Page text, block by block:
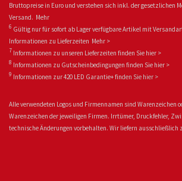
Bruttopreise in Euro und verstehen sich inkl. der gesetzlichen
Versand. Mehr
6 Gültig nur für sofort ab Lager verfügbare Artikel mit
Informationen zu Lieferzeiten Mehr >
7 Informationen zu unseren Lieferzeiten finden Sie hier >
8 Informationen zu Gutscheinbedingungen finden Sie hier >
9 Informationen zur 420 LED Garantie+ finden Sie hier >
Alle verwendeten Logos und Firmennamen sind Warenzeichen
Warenzeichen der jeweiligen Firmen. Irrtümer, Druckfehler,
technische Änderungen vorbehalten. Wir liefern ausschließlich